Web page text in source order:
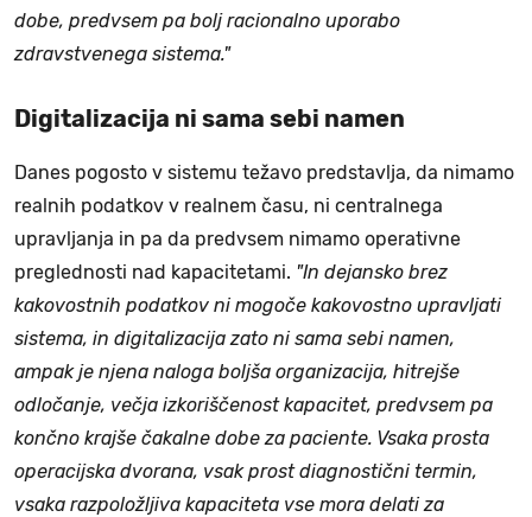
dobe, predvsem pa bolj racionalno uporabo
zdravstvenega sistema."
Digitalizacija ni sama sebi namen
Danes pogosto v sistemu težavo predstavlja, da nimamo
realnih podatkov v realnem času, ni centralnega
upravljanja in pa da predvsem nimamo operativne
preglednosti nad kapacitetami. "In dejansko brez
kakovostnih podatkov ni mogoče kakovostno upravljati
sistema, in digitalizacija zato ni sama sebi namen,
ampak je njena naloga boljša organizacija, hitrejše
odločanje, večja izkoriščenost kapacitet, predvsem pa
končno krajše čakalne dobe za paciente. Vsaka prosta
operacijska dvorana, vsak prost diagnostični termin,
vsaka razpoložljiva kapaciteta vse mora delati za